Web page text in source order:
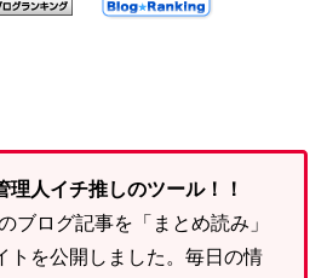
人イチ推しのツール！！
ブログ記事を「まとめ読み」
トを公開しました。毎日の情